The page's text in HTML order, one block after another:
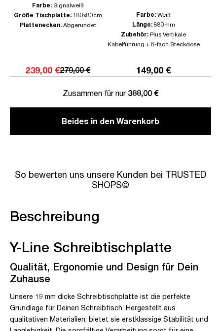
Farbe: Signalweiß
Größe Tischplatte: 180x80cm
Plattenecken: Abgerundet
239,00 €279,00 €
Farbe: Weiß
Länge: 880mm
Zubehör: Plus Vertikale
Kabelführung + 6-fach Steckdose
149,00 €
Zusammen für nur 388,00 €
Beides in den Warenkorb
So bewerten uns unsere Kunden bei TRUSTED
SHOPS©
Beschreibung
Y-Line Schreibtischplatte
Qualität, Ergonomie und Design für Dein
Zuhause
Unsere 19 mm dicke Schreibtischplatte ist die perfekte
Grundlage für Deinen Schreibtisch. Hergestellt aus
qualitativen Materialien, bietet sie erstklassige Stabilität und